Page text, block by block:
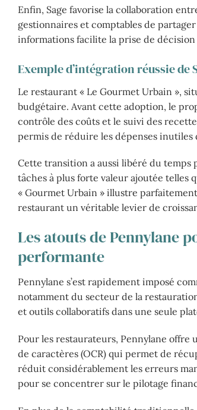
Enfin, Sage favorise la collaboration
gestionnaires et comptables de
informations facilite la prise de
Exemple d’intégration réussie de
Le restaurant « Le Gourmet Urbain »,
budgétaire. Avant cette adoption, le
contrôle des coûts et le suivi des
permis de réduire les dépenses inutiles
Cette transition a aussi libéré du
tâches à plus forte valeur ajoutée telles
« Gourmet Urbain » illustre
restaurant un véritable levier de
Les atouts de Pennylane
performante
Pennylane s’est rapidement imposé
notamment du secteur de la
et outils collaboratifs dans une seule
Pour les restaurateurs, Pennylane offre
de caractères (OCR) qui permet de
réduit considérablement les erreurs
pour se concentrer sur le pilotage